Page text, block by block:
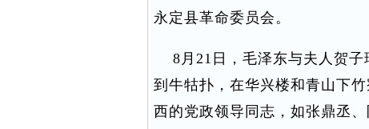
永定县革命委员会。
8月21日，毛泽东与夫人贺子
到牛牯扑，在华兴楼和青山下
西的党政领导同志，如张鼎丞